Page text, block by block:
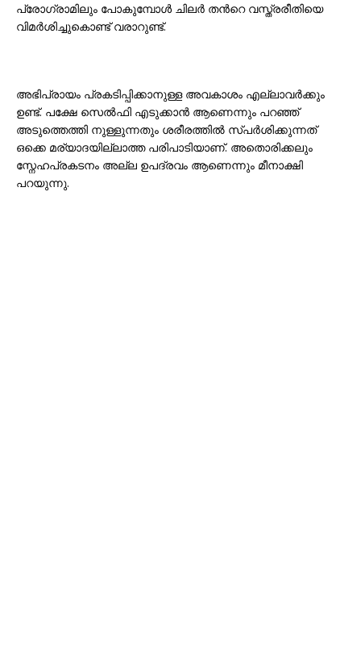
പ്രോഗ്രാമിലും പോകുമ്പോൾ ചിലർ തൻറെ വസ്ത്രരീതിയെ
വിമർശിച്ചുകൊണ്ട് വരാറുണ്ട്.
അഭിപ്രായം പ്രകടിപ്പിക്കാനുള്ള അവകാശം എല്ലാവർക്കും
ഉണ്ട്. പക്ഷേ സെൽഫി എടുക്കാൻ ആണെന്നും പറഞ്ഞ്
അടുത്തെത്തി നുള്ളുന്നതും ശരീരത്തിൽ സ്പർശിക്കുന്നത്
ഒക്കെ മര്യാദയില്ലാത്ത പരിപാടിയാണ്. അതൊരിക്കലും
സ്നേഹപ്രകടനം അല്ല ഉപദ്രവം ആണെന്നും മീനാക്ഷി
പറയുന്നു.